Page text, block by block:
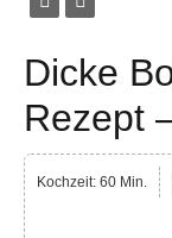
Dicke
Rezept
Kochzeit: 60 Min.